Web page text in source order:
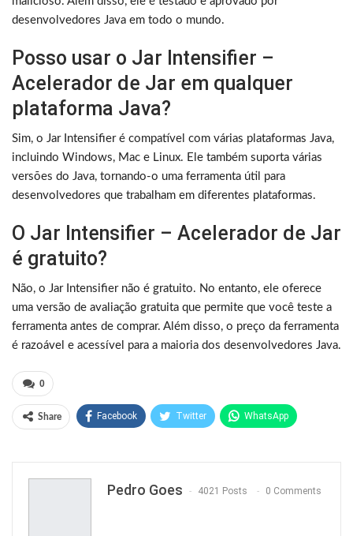
desenvolvedores Java em todo o mundo.
Posso usar o Jar Intensifier –
Acelerador de Jar em qualquer
plataforma Java?
Sim, o Jar Intensifier é compatível com várias plataformas Java,
incluindo Windows, Mac e Linux. Ele também suporta várias
versões do Java, tornando-o uma ferramenta útil para
desenvolvedores que trabalham em diferentes plataformas.
O Jar Intensifier – Acelerador de Jar
é gratuito?
Não, o Jar Intensifier não é gratuito. No entanto, ele oferece
uma versão de avaliação gratuita que permite que você teste a
ferramenta antes de comprar. Além disso, o preço da ferramenta
é razoável e acessível para a maioria dos desenvolvedores Java.
0
Share Facebook Twitter WhatsApp
Pedro Goes 4021 Posts 0 Comments